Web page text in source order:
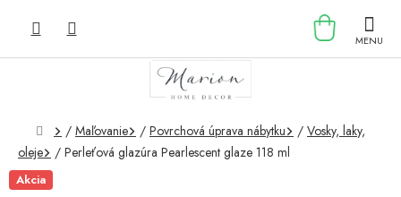
KOŠÍK
Domov
/ Maľovanie / Povrchová úprava nábytku / Vosky, laky,
oleje
/ Perleťová glazúra Pearlescent glaze 118 ml
Akcia